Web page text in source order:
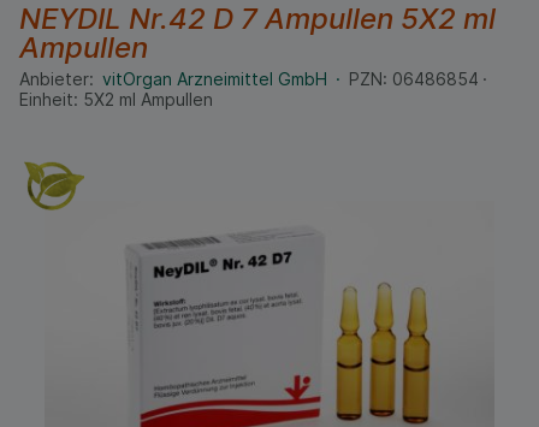
NEYDIL Nr.42 D 7 Ampullen 5X2 ml
Ampullen
Anbieter: vitOrgan Arzneimittel GmbH PZN: 06486854
Einheit: 5X2 ml Ampullen